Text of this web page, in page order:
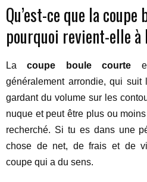
Qu’est-ce que la
pourquoi revient-elle à
Lacoupe boule courte
généralement arrondie, qui
gardant du volume sur les
nuque et peut être plus ou
recherché. Si tu es dans une
chose de net, de frais et de
coupe qui a du sens.